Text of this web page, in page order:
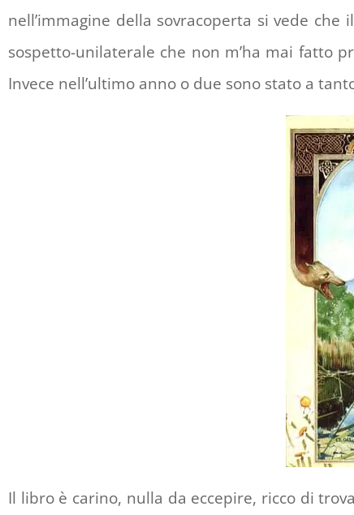
nell’immagine della sovracoperta si vede
sospetto-unilaterale che non m’ha mai fatto
Invece nell’ultimo anno o due sono stato a
Il libro è carino, nulla da eccepire, ricco di